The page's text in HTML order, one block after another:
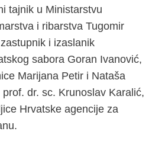
tajnik u Ministarstvu
i ribarstva Tugomir
i izaslanik
sabora Goran Ivanović,
Marijana Petir i Nataša
dr. sc. Krunoslav Karalić,
Hrvatske agencije za